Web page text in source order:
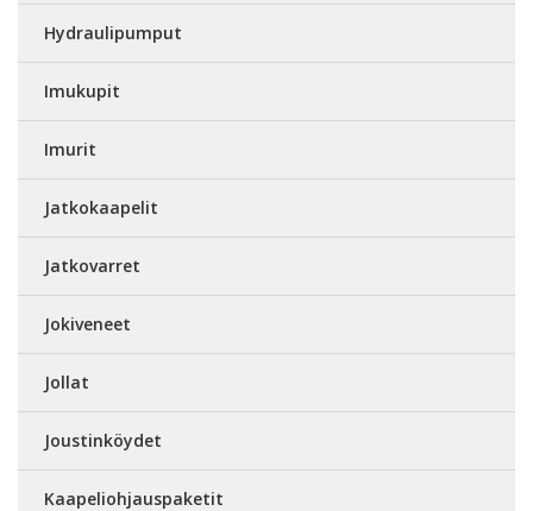
Hydraulipumput
Imukupit
Imurit
Jatkokaapelit
Jatkovarret
Jokiveneet
Jollat
Joustinköydet
Kaapeliohjauspaketit